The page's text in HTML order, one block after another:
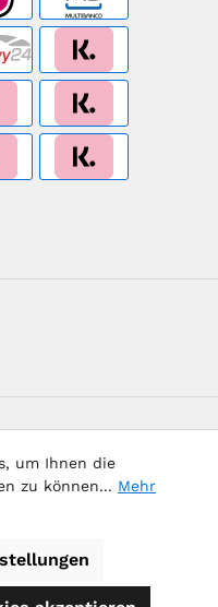
um Ihnen die
zu können... Mehr